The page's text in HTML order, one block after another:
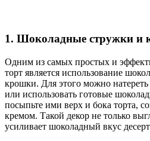
1. Шоколадные стружки и
Одним из самых простых и
торт является использование
крошки. Для этого можно
или использовать готовые
посыпьте ими верх и бока торта,
кремом. Такой декор не только
усиливает шоколадный вкус